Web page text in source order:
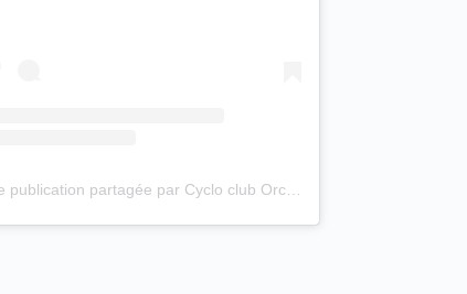
Une publication partagée par Cyclo club Orchies (@cyclo_club_orchies)